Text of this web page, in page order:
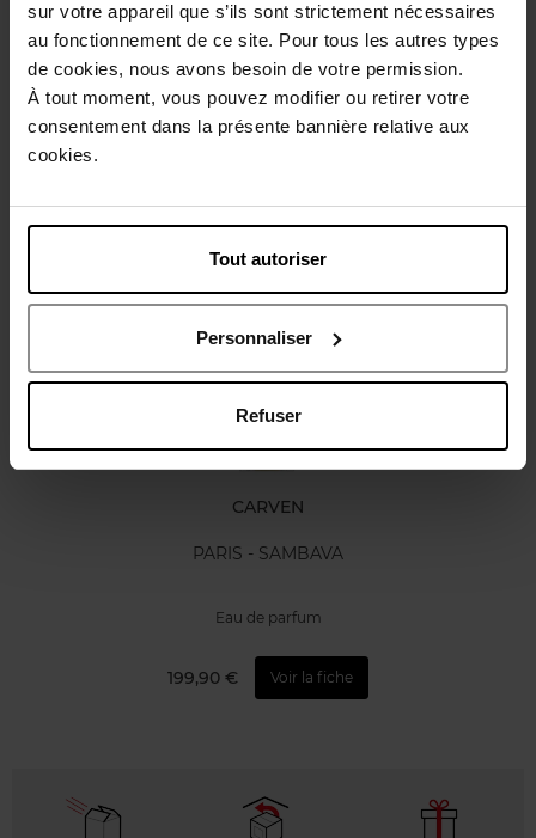
sur votre appareil que s’ils sont strictement nécessaires
au fonctionnement de ce site. Pour tous les autres types
de cookies, nous avons besoin de votre permission.
À tout moment, vous pouvez modifier ou retirer votre
consentement dans la présente bannière relative aux
cookies.
Tout autoriser
Personnaliser
Refuser
Description
Caractéristiques
Avis client Politique relative aux avis des clients
CARVEN
PARIS - SAMBAVA
Eau de parfum
199,90 € Voir la fiche